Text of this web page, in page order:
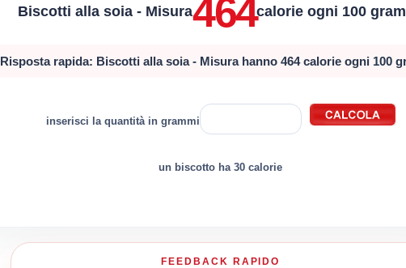
Biscotti alla soia - Misura464calorie ogni 100
Risposta rapida: Biscotti alla soia - Misura hanno 464 calorie ogni 100
inserisci la quantità in grammi
un biscotto ha 30 calorie
FEEDBACK RAPIDO